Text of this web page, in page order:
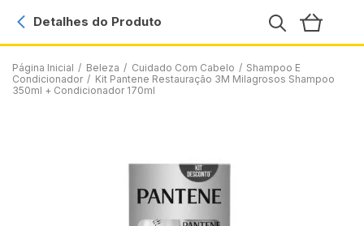
Página Inicial / Beleza / Cuidado Com Cabelo / Shampoo E
Condicionador / Kit Pantene Restauração 3M Milagrosos Shampoo
350ml + Condicionador 170ml
Detalhes do Produto